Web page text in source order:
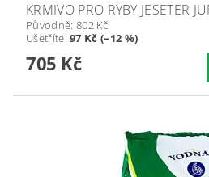
KRMIVO PRO RYBY JESETER
Původně: 802 Kč
Ušetříte:97 Kč (–12 %)
705 Kč